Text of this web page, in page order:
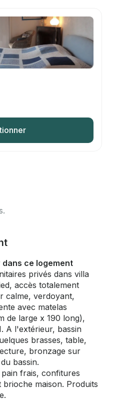
ce logement
privés dans villa
accès totalement
calme, verdoyant,
avec matelas
de large x 190 long),
A l'extérieur, bassin
brasses, table,
bronzage sur
bassin.
frais, confitures
brioche maison. Produits